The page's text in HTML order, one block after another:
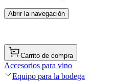
Abrir la navegación
Carrito de compra
Accesorios para vino
Equipo para la bodega